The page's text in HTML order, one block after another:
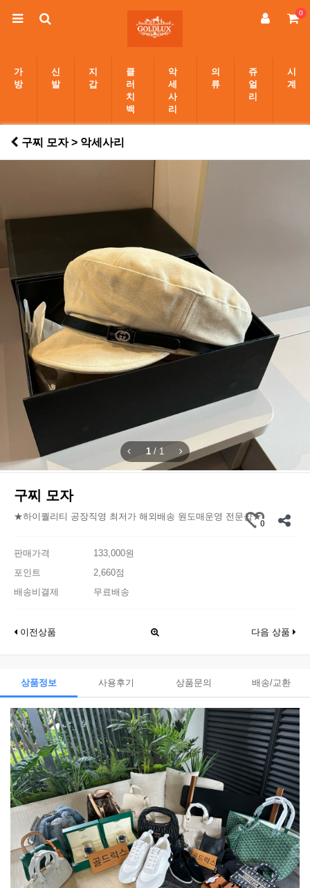
0
가
방
신
발
지
갑
클
러
치
백
악
세
사
리
의
류
쥬
얼
리
시
계
구찌 모자 > 악세사리
1 / 1
구찌 모자
★하이퀄리티 공장직영 최저가 해외배송 원도매운영 전문샵★
0
판매가격
133,000원
포인트
2,660점
배송비결제
무료배송
이전상품 다음 상품
상품정보 사용후기 상품문의 배송/교환